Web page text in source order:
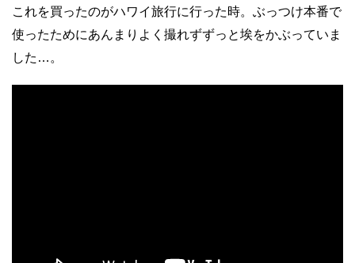
これを買ったのがハワイ旅行に行った時。ぶっつけ本番で
使ったためにあんまりよく撮れずずっと埃をかぶっていま
した…。